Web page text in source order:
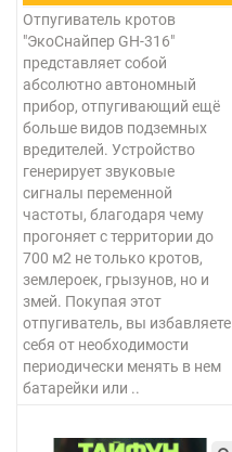
Отпугиватель кротов
"ЭкоСнайпер GH-316"
представляет собой
абсолютно автономный
прибор, отпугивающий ещё
больше видов подземных
вредителей. Устройство
генерирует звуковые
сигналы переменной
частоты, благодаря чему
прогоняет с территории до
700 м2 не только кротов,
землероек, грызунов, но и
змей. Покупая этот
отпугиватель, вы избавляете
себя от необходимости
периодически менять в нем
батарейки или ..